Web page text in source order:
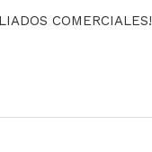
COMERCIALES!